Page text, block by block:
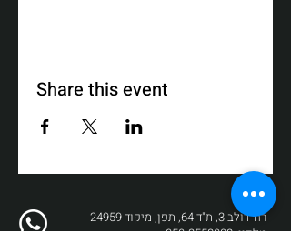
Share this event
רח' דולב 3, ת"ד 64, תפן, מיקוד 24959
טלפון:050-3558008